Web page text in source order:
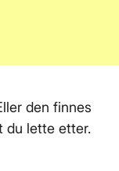
den finnes
du lette etter.